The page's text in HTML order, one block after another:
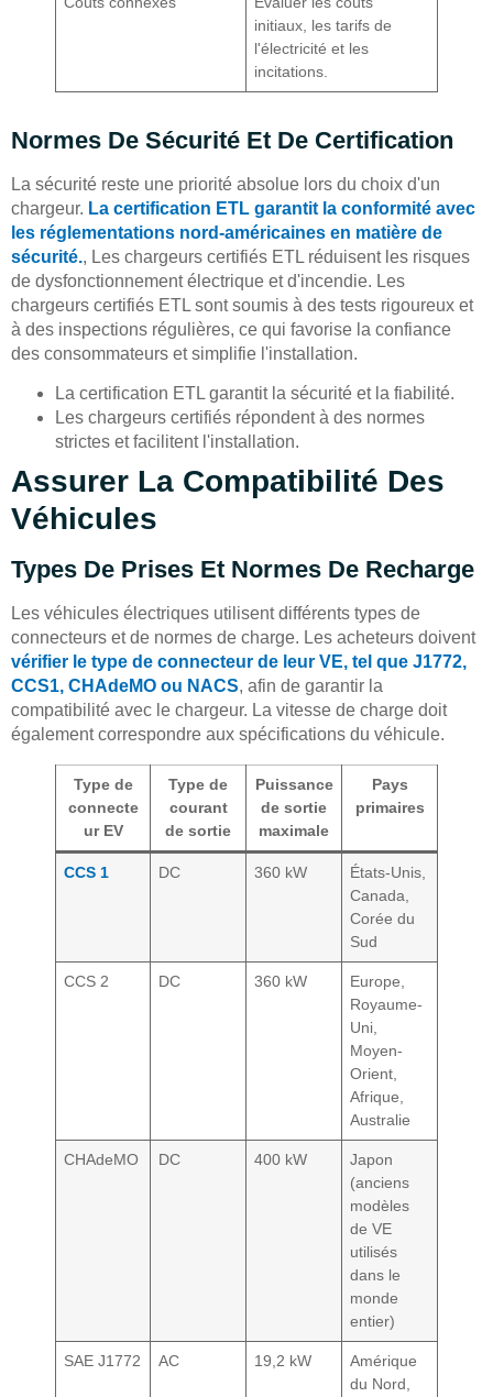
initiaux, les tarifs de
l'électricité et les
incitations.
Normes De Sécurité Et De Certification
La sécurité reste une priorité absolue lors du choix d'un
chargeur. La certification ETL garantit la conformité avec
les réglementations nord-américaines en matière de
sécurité., Les chargeurs certifiés ETL réduisent les risques
de dysfonctionnement électrique et d'incendie. Les
chargeurs certifiés ETL sont soumis à des tests rigoureux et
à des inspections régulières, ce qui favorise la confiance
des consommateurs et simplifie l'installation.
La certification ETL garantit la sécurité et la fiabilité.
Les chargeurs certifiés répondent à des normes
strictes et facilitent l'installation.
Assurer La Compatibilité Des
Véhicules
Types De Prises Et Normes De Recharge
Les véhicules électriques utilisent différents types de
connecteurs et de normes de charge. Les acheteurs doivent
vérifier le type de connecteur de leur VE, tel que J1772,
CCS1, CHAdeMO ou NACS, afin de garantir la
compatibilité avec le chargeur. La vitesse de charge doit
également correspondre aux spécifications du véhicule.
Type de
connecte
ur EV
Type de
courant
de sortie
Puissance
de sortie
maximale
Pays
primaires
CCS 1 DC 360 kW
États-Unis,
Canada,
Corée du
Sud
CCS 2 DC 360 kW
Europe,
Royaume-
Uni,
Moyen-
Orient,
Afrique,
Australie
CHAdeMO DC 400 kW
Japon
(anciens
modèles
de VE
utilisés
dans le
monde
entier)
SAE J1772 AC 19,2 kW
Amérique
du Nord,